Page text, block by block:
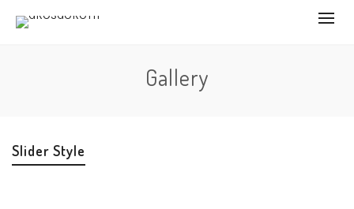
Gallery
Slider Style